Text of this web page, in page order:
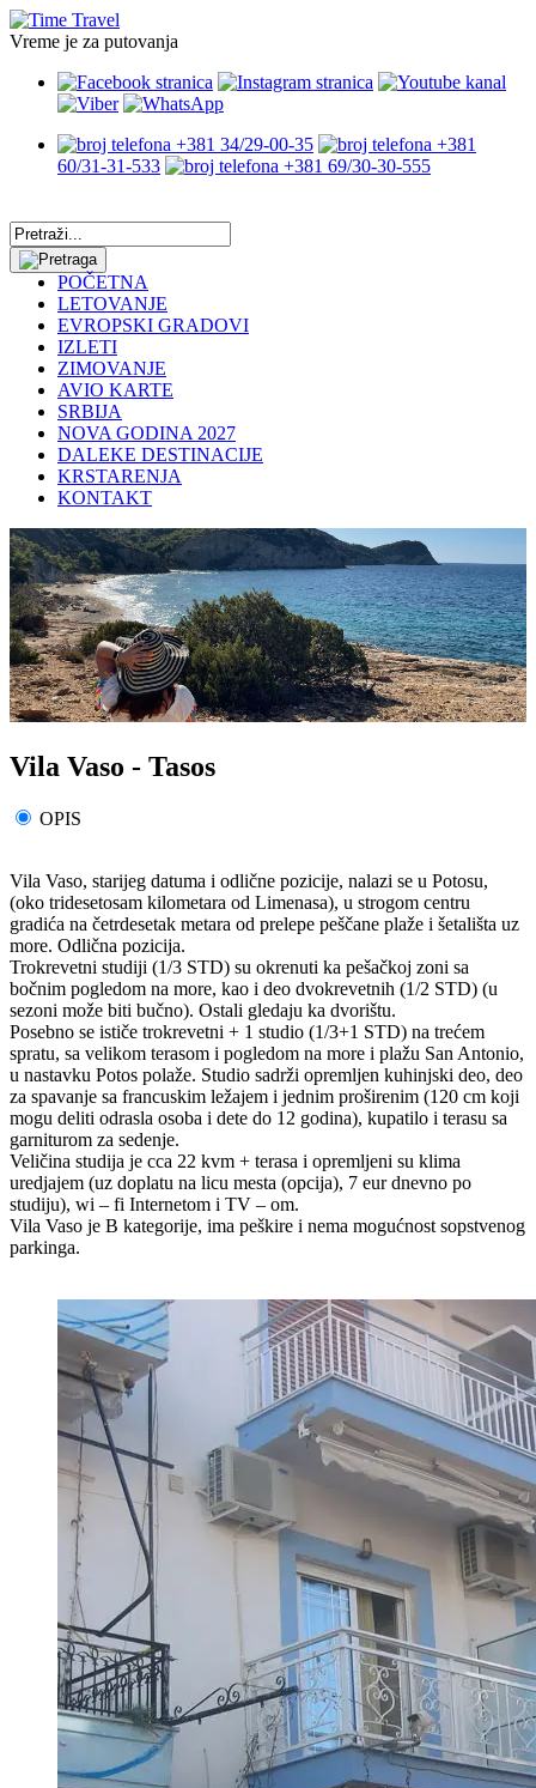
Vreme je za putovanja
+381 34/29-00-35
+381
60/31-31-533
+381 69/30-30-555
POČETNA
LETOVANJE
EVROPSKI GRADOVI
IZLETI
ZIMOVANJE
AVIO KARTE
SRBIJA
NOVA GODINA 2027
DALEKE DESTINACIJE
KRSTARENJA
KONTAKT
Vila Vaso - Tasos
OPIS
Vila Vaso, starijeg datuma i odlične pozicije, nalazi se u Potosu,
(oko tridesetosam kilometara od Limenasa), u strogom centru
gradića na četrdesetak metara od prelepe peščane plaže i šetališta uz
more. Odlična pozicija.
Trokrevetni studiji (1/3 STD) su okrenuti ka pešačkoj zoni sa
bočnim pogledom na more, kao i deo dvokrevetnih (1/2 STD) (u
sezoni može biti bučno). Ostali gledaju ka dvorištu.
Posebno se ističe trokrevetni + 1 studio (1/3+1 STD) na trećem
spratu, sa velikom terasom i pogledom na more i plažu San Antonio,
u nastavku Potos polaže. Studio sadrži opremljen kuhinjski deo, deo
za spavanje sa francuskim ležajem i jednim proširenim (120 cm koji
mogu deliti odrasla osoba i dete do 12 godina), kupatilo i terasu sa
garniturom za sedenje.
Veličina studija je cca 22 kvm + terasa i opremljeni su klima
uredjajem (uz doplatu na licu mesta (opcija), 7 eur dnevno po
studiju), wi – fi Internetom i TV – om.
Vila Vaso je B kategorije, ima peškire i nema mogućnost sopstvenog
parkinga.